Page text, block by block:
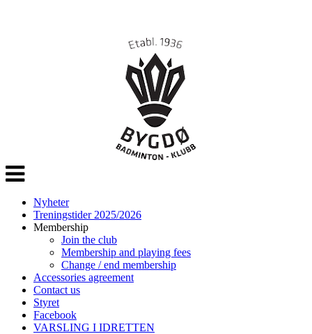
Veksle
navigasjon
Nyheter
Treningstider 2025/2026
Membership
Join the club
Membership and playing fees
Change / end membership
Accessories agreement
Contact us
Styret
Facebook
VARSLING I IDRETTEN